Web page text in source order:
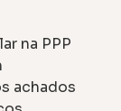
na PPP
achados